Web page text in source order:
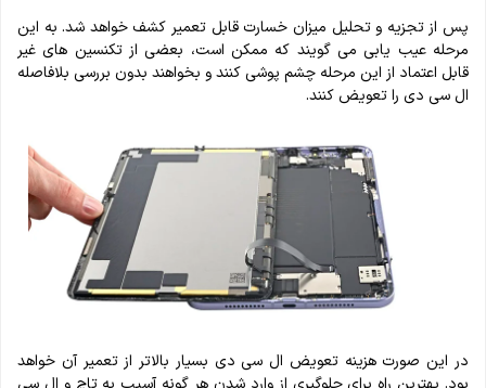
پس از تجزیه و تحلیل میزان خسارت قابل تعمیر کشف خواهد شد. به این
مرحله عیب یابی می گویند که ممکن است، بعضی از تکنسین های غیر
قابل اعتماد از این مرحله چشم پوشی کنند و بخواهند بدون بررسی بلافاصله
ال سی دی را تعویض کنند.
در این صورت هزینه تعویض ال سی دی بسیار بالاتر از تعمیر آن خواهد